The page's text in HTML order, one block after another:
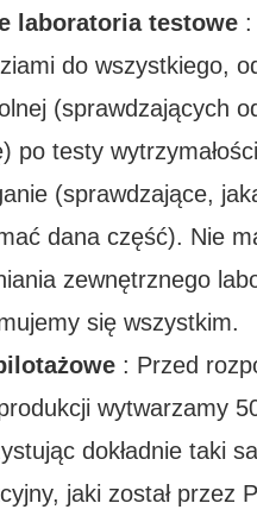
laboratoria testowe:
do wszystkiego,
(sprawdzających
po testy
(sprawdzające,
dana część). Nie
zewnętrznego
się wszystkim.
: Przed
wytwarzamy
dokładnie taki
jaki został przez